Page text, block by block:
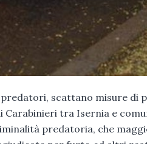
scattano misure di
Carabinieri tra Isernia e
predatoria, che